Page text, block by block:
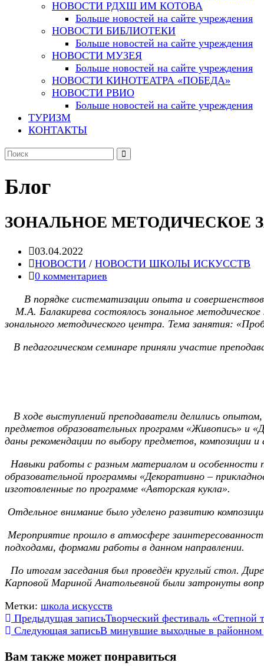
НОВОСТИ РДХШ ИМ КОТОВА
Больше новостей на сайте учреждения
НОВОСТИ БИБЛИОТЕКИ
Больше новостей на сайте учреждения
НОВОСТИ МУЗЕЯ
Больше новостей на сайте учреждения
НОВОСТИ КИНОТЕАТРА «ПОБЕДА»
НОВОСТИ РВИО
Больше новостей на сайте учреждения
ТУРИЗМ
КОНТАКТЫ
Блог
ЗОНАЛЬНОЕ МЕТОДИЧЕСКОЕ
Запись
опубликована:
03.04.2022
Post
category:
НОВОСТИ / НОВОСТИ ШКОЛЫ ИСКУССТВ
Post
0 комментариев
В порядке систематизации опыта и
М.А. Балакирева состоялось зональное
зонального методического центра. Тема занятия:
В педагогическом семинаре приняли участие
В ходе выступлений преподаватели делились
предметов образовательных программ «Живопись» и
даны рекомендации по выбору предметов, композиции
Навыки работы с разным материалом и особенности
образовательной программы «Декоративно –
изготовленные по программе «Авторская кукла».
Отдельное внимание было уделено развитию
Мероприятие прошло в атмосфере
подходами, формами работы в данном направлении.
По итогам заседания был проведён круглый стол.
Карповой Мариной Анатольевной были затронуты
Метки: школа искусств
Еще
статьи
Предыдущая записьТворческий фестиваль «Степной
Следующая записьВ минувшие выходные в районном
Вам также может понравиться